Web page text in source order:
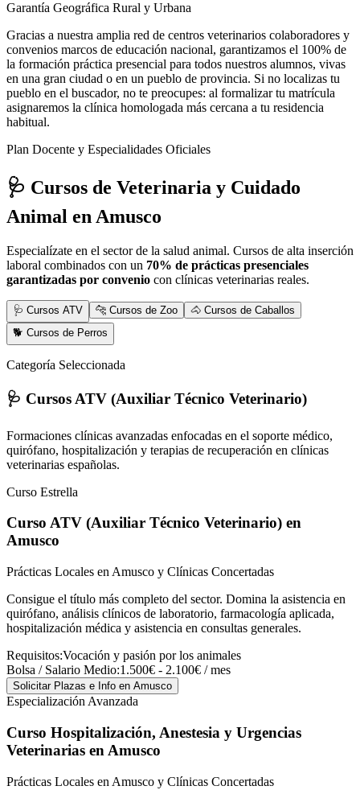
Garantía Geográfica Rural y Urbana
Gracias a nuestra amplia red de centros veterinarios colaboradores y
convenios marcos de educación nacional, garantizamos el 100% de
la formación práctica presencial para todos nuestros alumnos, vivas
en una gran ciudad o en un pueblo de provincia. Si no localizas tu
pueblo en el buscador, no te preocupes: al formalizar tu matrícula
asignaremos la clínica homologada más cercana a tu residencia
habitual.
Plan Docente y Especialidades Oficiales
🩺 Cursos de Veterinaria y Cuidado
Animal en Amusco
Especialízate en el sector de la salud animal. Cursos de alta inserción
laboral combinados con un 70% de prácticas presenciales
garantizadas por convenio con clínicas veterinarias reales.
🩺 Cursos ATV 🐆 Cursos de Zoo
🐴 Cursos de Caballos
🐕 Cursos de Perros
Categoría Seleccionada
🩺 Cursos ATV (Auxiliar Técnico Veterinario)
Formaciones clínicas avanzadas enfocadas en el soporte médico,
quirófano, hospitalización y terapias de recuperación en clínicas
veterinarias españolas.
Curso Estrella
Curso ATV (Auxiliar Técnico Veterinario) en
Amusco
Prácticas Locales en Amusco y Clínicas Concertadas
Consigue el título más completo del sector. Domina la asistencia en
quirófano, análisis clínicos de laboratorio, farmacología aplicada,
hospitalización médica y asistencia en consultas generales.
Requisitos:Vocación y pasión por los animales
Bolsa / Salario Medio:1.500€ - 2.100€ / mes
Solicitar Plazas e Info en Amusco
Especialización Avanzada
Curso Hospitalización, Anestesia y Urgencias
Veterinarias en Amusco
Prácticas Locales en Amusco y Clínicas Concertadas